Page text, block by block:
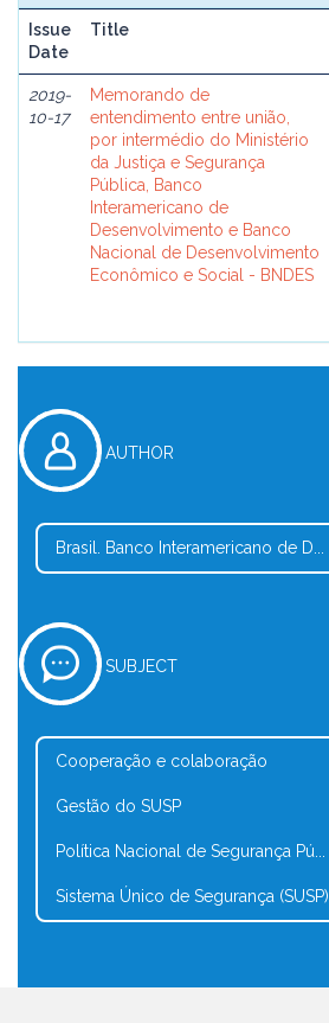
Issue
Date
Title
2019-
10-17
Memorando de
entendimento entre união,
por intermédio do Ministério
da Justiça e Segurança
Pública, Banco
Interamericano de
Desenvolvimento e Banco
Nacional de Desenvolvimento
Econômico e Social - BNDES
AUTHOR
Brasil. Banco Interamericano de D...
SUBJECT
Cooperação e colaboração
Gestão do SUSP
Política Nacional de Segurança Pú...
Sistema Único de Segurança (SUSP)